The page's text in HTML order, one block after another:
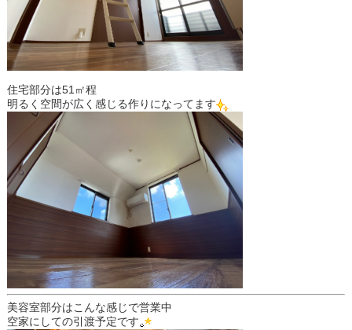
住宅部分は51㎡程
明るく空間が広く感じる作りになってます
美容室部分はこんな感じで営業中
空家にしての引渡予定です